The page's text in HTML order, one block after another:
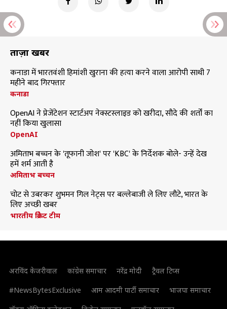
ताज़ा खबरें
कनाडा में भारतवंशी हिमांशी खुराना की हत्या करने वाला आरोपी साथी 7
महीने बाद गिरफ्तार
कनाडा
OpenAI ने प्रेजेंटेशन स्टार्टअप नेक्स्टस्लाइड को खरीदा, सौदे की शर्तों का
नहीं किया खुलासा
OpenAI
अमिताभ बच्चन के 'तूफानी जोश' पर 'KBC' के निर्देशक बोले- उन्हें देख
हमें शर्म आती है
अमिताभ बच्चन
चोट से उबरकर शुभमन गिल नेट्स पर बल्लेबाजी ले लिए लौटे, भारत के
लिए अच्छी खबर
भारतीय क्रिकेट टीम
अरविंद केजरीवाल कांग्रेस समाचार नरेंद्र मोदी
ट्रैवल टिप्स
#NewsBytesExclusive
आम आदमी पार्टी समाचार
भाजपा समाचार